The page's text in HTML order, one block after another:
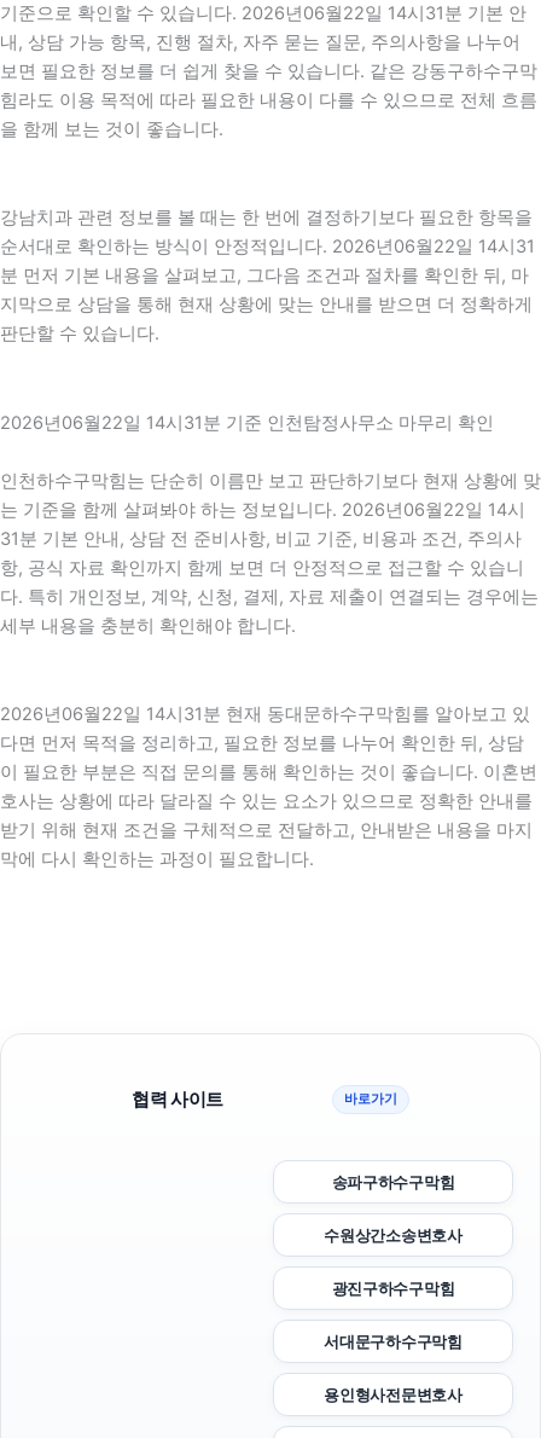
기준으로 확인할 수 있습니다. 2026년06월22일 14시31분 기본 안
내, 상담 가능 항목, 진행 절차, 자주 묻는 질문, 주의사항을 나누어
보면 필요한 정보를 더 쉽게 찾을 수 있습니다. 같은 강동구하수구막
힘라도 이용 목적에 따라 필요한 내용이 다를 수 있으므로 전체 흐름
을 함께 보는 것이 좋습니다.
강남치과 관련 정보를 볼 때는 한 번에 결정하기보다 필요한 항목을
순서대로 확인하는 방식이 안정적입니다. 2026년06월22일 14시31
분 먼저 기본 내용을 살펴보고, 그다음 조건과 절차를 확인한 뒤, 마
지막으로 상담을 통해 현재 상황에 맞는 안내를 받으면 더 정확하게
판단할 수 있습니다.
2026년06월22일 14시31분 기준 인천탐정사무소 마무리 확인
인천하수구막힘는 단순히 이름만 보고 판단하기보다 현재 상황에 맞
는 기준을 함께 살펴봐야 하는 정보입니다. 2026년06월22일 14시
31분 기본 안내, 상담 전 준비사항, 비교 기준, 비용과 조건, 주의사
항, 공식 자료 확인까지 함께 보면 더 안정적으로 접근할 수 있습니
다. 특히 개인정보, 계약, 신청, 결제, 자료 제출이 연결되는 경우에는
세부 내용을 충분히 확인해야 합니다.
2026년06월22일 14시31분 현재 동대문하수구막힘를 알아보고 있
다면 먼저 목적을 정리하고, 필요한 정보를 나누어 확인한 뒤, 상담
이 필요한 부분은 직접 문의를 통해 확인하는 것이 좋습니다. 이혼변
호사는 상황에 따라 달라질 수 있는 요소가 있으므로 정확한 안내를
받기 위해 현재 조건을 구체적으로 전달하고, 안내받은 내용을 마지
막에 다시 확인하는 과정이 필요합니다.
협력 사이트 바로가기
송파구하수구막힘
수원상간소송변호사
광진구하수구막힘
서대문구하수구막힘
용인형사전문변호사